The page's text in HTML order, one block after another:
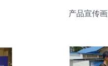
产品宣传